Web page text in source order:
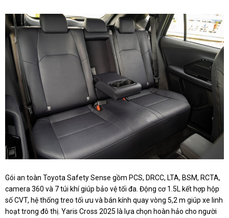
Gói an toàn Toyota Safety Sense gồm PCS, DRCC, LTA, BSM, RCTA,
camera 360 và 7 túi khí giúp bảo vệ tối đa. Động cơ 1.5L kết hợp hộp
số CVT, hệ thống treo tối ưu và bán kính quay vòng 5,2 m giúp xe linh
hoạt trong đô thị. Yaris Cross 2025 là lựa chọn hoàn hảo cho người